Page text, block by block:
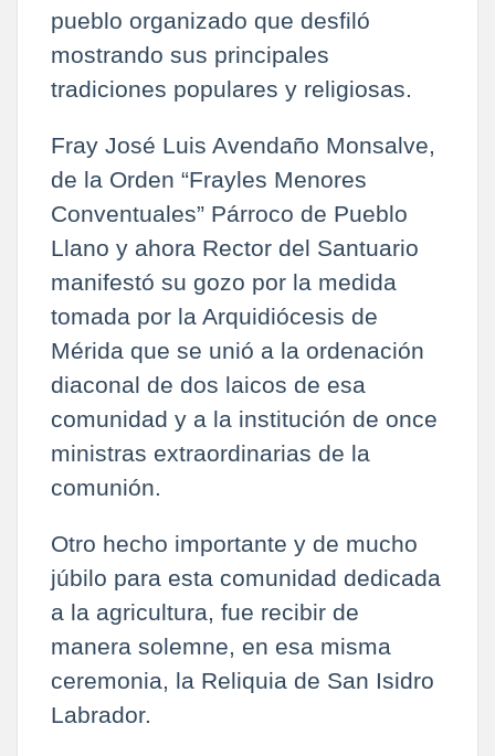
pueblo organizado que desfiló
mostrando sus principales
tradiciones populares y religiosas.
Fray José Luis Avendaño Monsalve,
de la Orden “Frayles Menores
Conventuales” Párroco de Pueblo
Llano y ahora Rector del Santuario
manifestó su gozo por la medida
tomada por la Arquidiócesis de
Mérida que se unió a la ordenación
diaconal de dos laicos de esa
comunidad y a la institución de once
ministras extraordinarias de la
comunión.
Otro hecho importante y de mucho
júbilo para esta comunidad dedicada
a la agricultura, fue recibir de
manera solemne, en esa misma
ceremonia, la Reliquia de San Isidro
Labrador.